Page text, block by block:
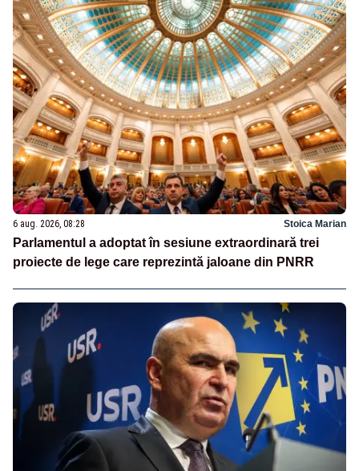
6 aug. 2026, 08:28 Stoica Marian
Parlamentul a adoptat în sesiune extraordinară trei
proiecte de lege care reprezintă jaloane din PNRR